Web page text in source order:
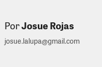
PorJosue Rojas
josue.lalupa@gmail.com